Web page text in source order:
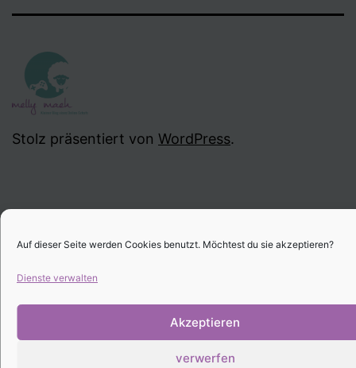
Auf dieser Seite werden Cookies benutzt. Möchtest du sie akzeptieren?
Dienste verwalten
Akzeptieren
verwerfen
Stolz präsentiert von WordPress.